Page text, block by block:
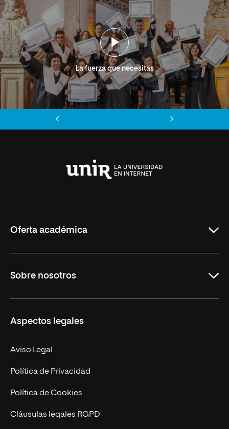
La fuerza que necesitas
Oferta académica
Másteres Oficiales
Doctorados
Experto Universitario
Postgrados
Cursos Universitarios
Sobre nosotros
Facultades
Nuestro Equipo
Trabaja en UNIR
Actualidad
UNIR Revista
Aspectos legales
Aviso Legal
Política de Privacidad
Política de Cookies
Cláusulas legales RGPD